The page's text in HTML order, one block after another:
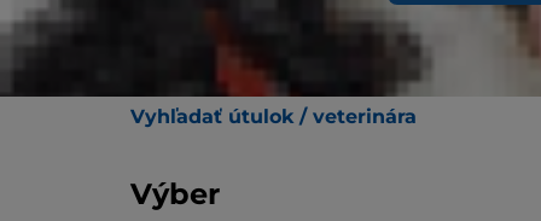
Suché krmivo pre mačiatka Hill's
výživa, ktorá vyživuje črevný mikrobióm
technológiu ActivBiome+ Digestion
ktorá preukázateľne rýchlo vyživuje
Vyhľadať útulok / veterinára
Výber